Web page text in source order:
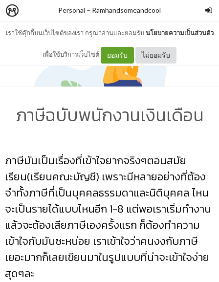
เราใช้คุ๊กกี้บนเว็บไซต์ของเรา กรุณาอ่านและยอมรับนโยบายความเป็นส่วนตัว
เพื่อใช้บริการเว็บไซต์ ยอมรับ ไม่ยอมรับ
Personal – Ramhandsomeandcool
ภาษีฉบับพนักงานเงินเดือน
ภาษีมันเป็นเรื่องที่เข้าใจยากจริงๆตอนสมัย
เรียน(เรียนคณะบัญชี) เพราะมีหลายอย่างที่ต้อง
จำทั้งภาษีที่เป็นบุคคลธรรมดาและนิติบุคคล ไหน
จะเป็นรายได้แบบไหนอีก 1-8 แต่พอเราเริ่มทำงาน
แล้วจะต้องเสียภาษีเองครั้งแรก ก็ต้องทำความ
เข้าใจกับมันซะหน่อย เราเข้าใจว่าคนงงกับภาษี
เยอะมากก็เลยเขียนมาในรูปแบบที่น่าจะเข้าใจง่าย
สุดๆละ